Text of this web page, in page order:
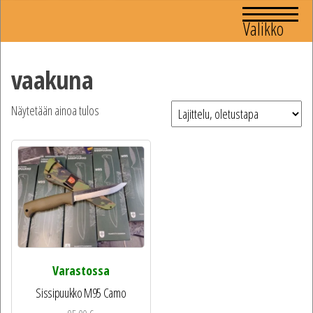
Valikko
vaakuna
Näytetään ainoa tulos
Varastossa
Sissipuukko M95 Camo